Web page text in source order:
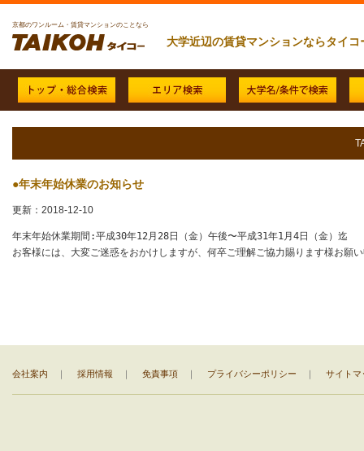
京都のワンルーム・賃貸マンションのことなら
大学近辺の賃貸マンションならタイコ
●年末年始休業のお知らせ
更新：2018-12-10
年末年始休業期間:平成30年12月28日（金）午後〜平成31年1月4日（金）迄
お客様には、大変ご迷惑をおかけしますが、何卒ご理解ご協力賜ります様お願
会社案内 ｜ 採用情報 ｜ 免責事項 ｜ プライバシーポリシー ｜ サイトマ